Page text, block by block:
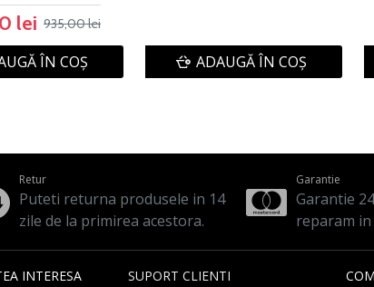
lei 935,00 lei
ÎN COŞ ADAUGĂ ÎN COŞ
Retur
Puteti returna produsele in 14
zile de la primirea acestora.
Garantie
Garantie
reparam
INTERESA SUPORT CLIENTI